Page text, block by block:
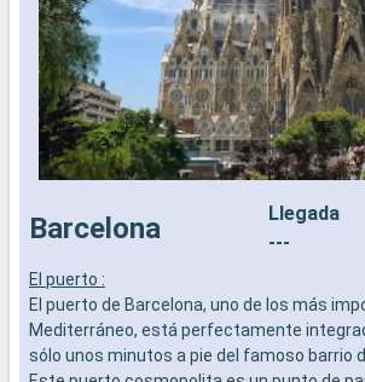
Barcelona
Llegada
---
El puerto :
El puerto de Barcelona, uno de los más
Mediterráneo, está perfectamente
sólo unos minutos a pie del famoso barrio